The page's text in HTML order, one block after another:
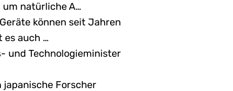
natürliche A…
können seit Jahren
es auch …
und Technologieminister
Forscher